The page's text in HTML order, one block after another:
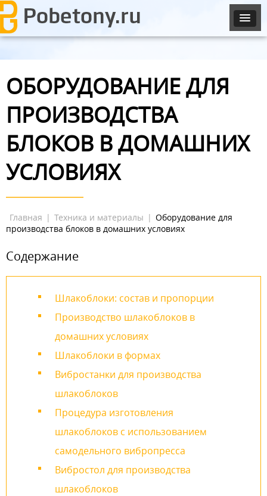
ОБОРУДОВАНИЕ ДЛЯ
ПРОИЗВОДСТВА
БЛОКОВ В ДОМАШНИХ
УСЛОВИЯХ
Главная | Техника и материалы | Оборудование для
производства блоков в домашних условиях
Содержание
Шлакоблоки: состав и пропорции
Производство шлакоблоков в
домашних условиях
Шлакоблоки в формах
Вибростанки для производства
шлакоблоков
Процедура изготовления
шлакоблоков с использованием
самодельного вибропресса
Вибростол для производства
шлакоблоков